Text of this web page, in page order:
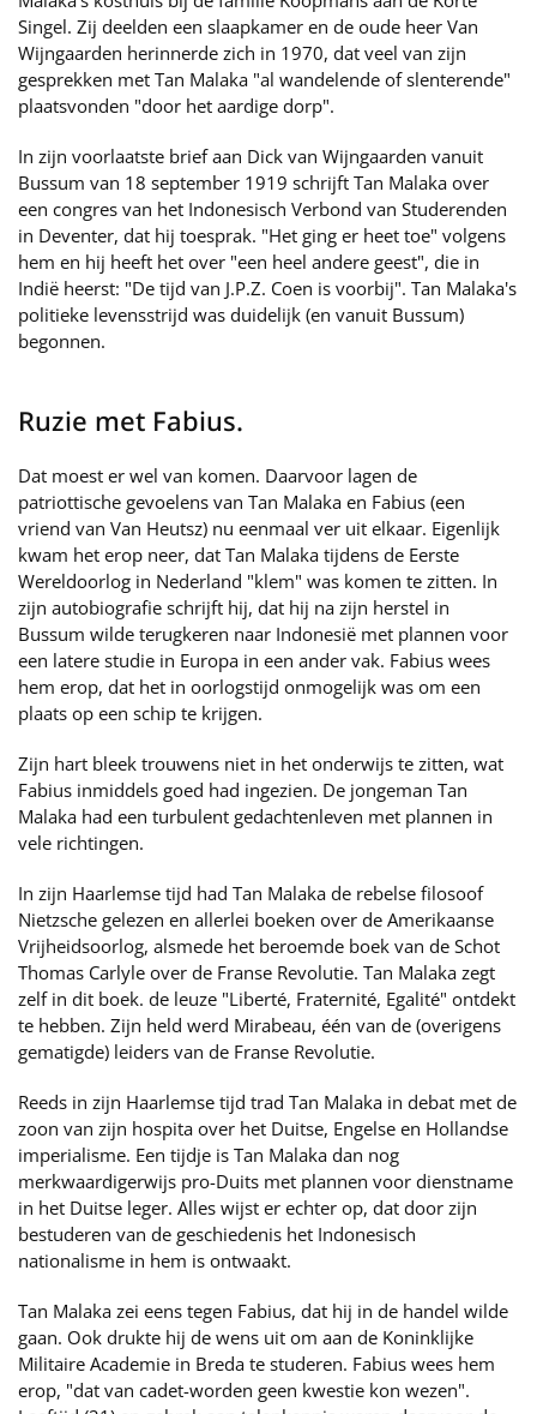
Singel. Zij deelden een slaapkamer en de oude heer Van
Wijngaarden herinnerde zich in 1970, dat veel van zijn
gesprekken met Tan Malaka "al wandelende of slenterende"
plaatsvonden "door het aardige dorp".
In zijn voorlaatste brief aan Dick van Wijngaarden vanuit
Bussum van 18 september 1919 schrijft Tan Malaka over
een congres van het Indonesisch Verbond van Studerenden
in Deventer, dat hij toesprak. "Het ging er heet toe" volgens
hem en hij heeft het over "een heel andere geest", die in
Indië heerst: "De tijd van J.P.Z. Coen is voorbij". Tan Malaka's
politieke levensstrijd was duidelijk (en vanuit Bussum)
begonnen.
Ruzie met Fabius.
Dat moest er wel van komen. Daarvoor lagen de
patriottische gevoelens van Tan Malaka en Fabius (een
vriend van Van Heutsz) nu eenmaal ver uit elkaar. Eigenlijk
kwam het erop neer, dat Tan Malaka tijdens de Eerste
Wereldoorlog in Nederland "klem" was komen te zitten. In
zijn autobiografie schrijft hij, dat hij na zijn herstel in
Bussum wilde terugkeren naar Indonesië met plannen voor
een latere studie in Europa in een ander vak. Fabius wees
hem erop, dat het in oorlogstijd onmogelijk was om een
plaats op een schip te krijgen.
Zijn hart bleek trouwens niet in het onderwijs te zitten, wat
Fabius inmiddels goed had ingezien. De jongeman Tan
Malaka had een turbulent gedachtenleven met plannen in
vele richtingen.
In zijn Haarlemse tijd had Tan Malaka de rebelse filosoof
Nietzsche gelezen en allerlei boeken over de Amerikaanse
Vrijheidsoorlog, alsmede het beroemde boek van de Schot
Thomas Carlyle over de Franse Revolutie. Tan Malaka zegt
zelf in dit boek. de leuze "Liberté, Fraternité, Egalité" ontdekt
te hebben. Zijn held werd Mirabeau, één van de (overigens
gematigde) leiders van de Franse Revolutie.
Reeds in zijn Haarlemse tijd trad Tan Malaka in debat met de
zoon van zijn hospita over het Duitse, Engelse en Hollandse
imperialisme. Een tijdje is Tan Malaka dan nog
merkwaardigerwijs pro-Duits met plannen voor dienstname
in het Duitse leger. Alles wijst er echter op, dat door zijn
bestuderen van de geschiedenis het Indonesisch
nationalisme in hem is ontwaakt.
Tan Malaka zei eens tegen Fabius, dat hij in de handel wilde
gaan. Ook drukte hij de wens uit om aan de Koninklijke
Militaire Academie in Breda te studeren. Fabius wees hem
erop, "dat van cadet-worden geen kwestie kon wezen".